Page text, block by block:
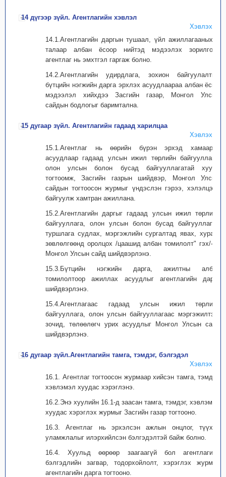
14 дүгээр зүйл. Агентлагийн хэвлэл
Хэвлэх
14.1.Агентлагийн даргын тушаал, үйл ажиллагааныхаа
талаар албан ёсоор нийтэд мэдээлэх зорилгоор
агентлаг нь эмхтгэл гаргаж болно.
14.2.Агентлагийн удирдлага, зохион байгуулалтын
бүтцийн нэгжийн дарга эрхлэх асуудлаараа албан ёсны
мэдээлэл хийхдээ Засгийн газар, Монгол Улсын
сайдын бодлогыг баримтална.
15 дугаар зүйл. Агентлагийн гадаад харилцаа
Хэвлэх
15.1.Агентлаг нь өөрийн бүрэн эрхэд хамаарах
асуудлаар гадаад улсын ижил төрлийн байгууллага,
олон улсын болон бусад байгууллагатай хууль
тогтоомж, Засгийн газрын шийдвэр, Монгол Улсын
сайдын тогтоосон журмыг үндэслэн гэрээ, хэлэлцээр
байгуулж хамтран ажиллана.
15.2.Агентлагийн даргыг гадаад улсын ижил төрлийн
байгууллага, олон улсын болон бусад байгууллагад
туршлага судлах, мэргэжлийн сургалтад явах, хурал,
зөвлөлгөөнд оролцох /цаашид албан томилолт" гэх/-ыг
Монгол Улсын сайд шийдвэрлэнэ.
15.3.Бүтцийн нэгжийн дарга, ажилтны албан
томилолтоор ажиллах асуудлыг агентлагийн дарга
шийдвэрлэнэ.
15.4.Агентлагаас гадаад улсын ижил төрлийн
байгууллага, олон улсын байгууллагаас мэргэжилтэн,
зочид, төлөөлөгч урих асуудлыг Монгол Улсын сайд
шийдвэрлэнэ.
16 дугаар зүйл.Агентлагийн тамга, тэмдэг, бэлгэдэл
Хэвлэх
16.1. Агентлаг тогтоосон журмаар хийсэн тамга, тэмдэг,
хэвлэмэл хуудас хэрэглэнэ.
16.2.Энэ хуулийн 16.1-д заасан тамга, тэмдэг, хэвлэмэл
хуудас хэрэглэх журмыг Засгийн газар тогтооно.
16.3. Агентлаг нь эрхэлсэн ажлын онцлог, түүхэн
уламжлалыг илэрхийлсэн бэлгэдэлтэй байж болно.
16.4. Хуульд өөрөөр заагаагүй бол агентлагийн
бэлгэдлийн загвар, тодорхойлолт, хэрэглэх журмыг
агентлагийн дарга тогтооно.